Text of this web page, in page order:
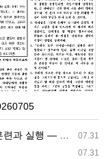
07.31
가정으로 가져감
07.31